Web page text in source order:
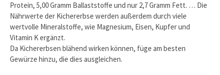
Protein, 5,00 Gramm Ballaststoffe und nur 2,7 Gramm Fett. … Die
Nährwerte der Kichererbse werden außerdem durch viele
wertvolle Mineralstoffe, wie Magnesium, Eisen, Kupfer und
Vitamin K ergänzt.
Da Kichererbsen blähend wirken können, füge am besten
Gewürze hinzu, die dies ausgleichen.